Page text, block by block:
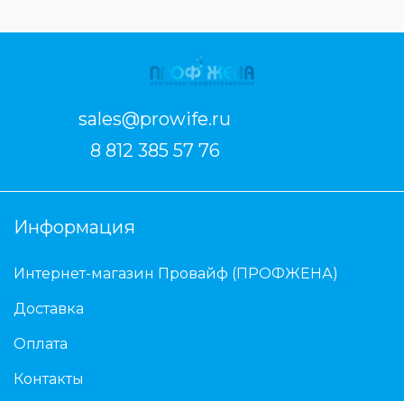
sales@prowife.ru
8 812 385 57 76
Информация
Интернет-магазин Провайф (ПРОФЖЕНА)
Доставка
Оплата
Контакты